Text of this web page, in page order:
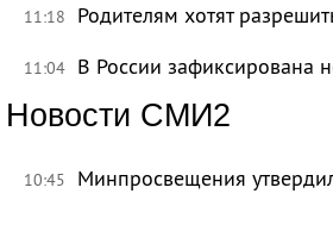
11:18 Родителям хотят
11:04 В России зафиксирована
Новости СМИ2
10:45 Минпросвещения